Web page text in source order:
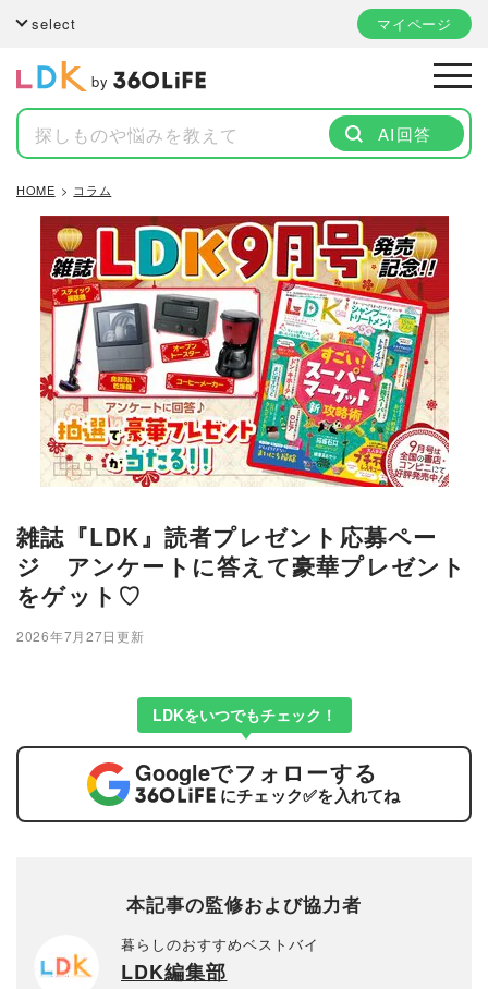
select マイページ
by
AI回答
HOME コラム
雑誌『LDK』読者プレゼント応募ペー
ジ アンケートに答えて豪華プレゼント
をゲット♡
2026年7月27日更新
LDKをいつでもチェック！
Googleでフォローする
にチェック✅を入れてね
本記事の監修および協力者
暮らしのおすすめベストバイ
LDK編集部